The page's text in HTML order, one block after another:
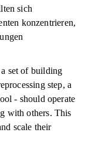
sich
konzentrieren,
set of building
step, a
- should operate
with others. This
scale their